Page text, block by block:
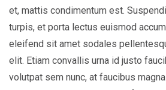
et, mattis condimentum est.
turpis, et porta lectus euismod
eleifend sit amet sodales
elit. Etiam convallis urna id justo
volutpat sem nunc, at faucibus